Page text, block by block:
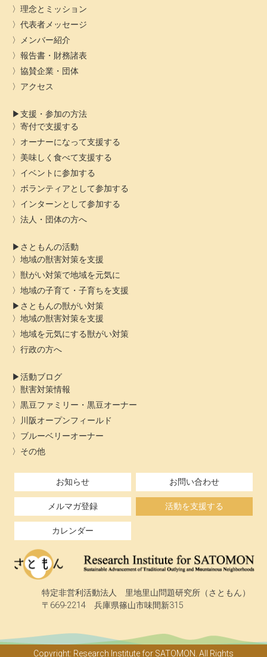
理念とミッション
代表者メッセージ
メンバー紹介
報告書・財務諸表
協賛企業・団体
アクセス
支援・参加の方法
寄付で支援する
オーナーになって支援する
美味しく食べて支援する
イベントに参加する
ボランティアとして参加する
インターンとして参加する
法人・団体の方へ
さともんの活動
地域の獣害対策を支援
獣がい対策で地域を元気に
地域の子育て・子育ちを支援
さともんの獣がい対策
地域の獣害対策を支援
地域を元気にする獣がい対策
行政の方へ
活動ブログ
獣害対策情報
黒豆ファミリー・黒豆オーナー
川阪オープンフィールド
ブルーベリーオーナー
その他
お知らせ お問い合わせ
メルマガ登録 活動を支援する
カレンダー
特定非営利活動法人 里地里山問題研究所（さともん）
〒669-2214 兵庫県篠山市味間新315
Copyright: Research Institute for SATOMON. All Rights